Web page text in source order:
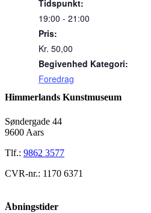
Tidspunkt:
19:00 - 21:00
Pris:
Kr. 50,00
Begivenhed Kategori:
Foredrag
Himmerlands Kunstmuseum
Søndergade 44
9600 Aars
Tlf.: 9862 3577
CVR-nr.: 1170 6371
Åbningstider